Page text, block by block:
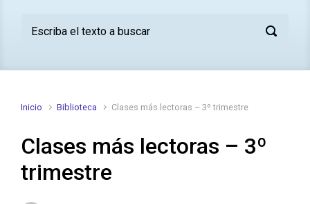
Inicio Biblioteca Clases más lectoras – 3º trimestre
Clases más lectoras – 3º
trimestre